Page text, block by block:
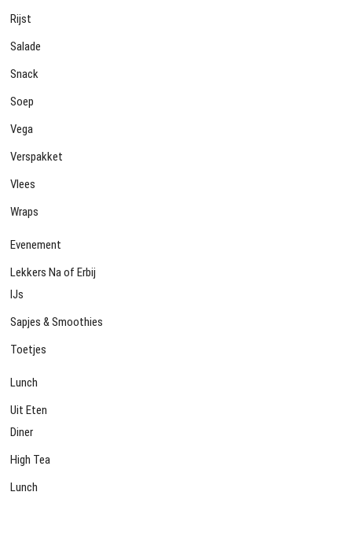
Rijst
Salade
Snack
Soep
Vega
Verspakket
Vlees
Wraps
Evenement
Lekkers Na of Erbij
IJs
Sapjes & Smoothies
Toetjes
Lunch
Uit Eten
Diner
High Tea
Lunch